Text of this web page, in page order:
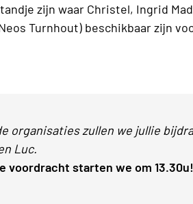
zijn waar Christel, Ingrid
Turnhout) beschikbaar zijn
organisaties zullen we jullie
Luc.
voordracht starten we om